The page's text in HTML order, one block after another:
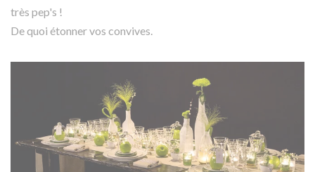
très pep's !
De quoi étonner vos convives.